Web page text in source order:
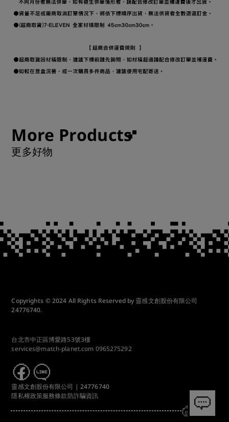
More Products
更多好物
Copyrights © 2024 All Rights Reserved by 靈感文創股份有限公司
24776740.
台北市中正區博愛路53號3樓
services@match-planet.com 0965275292
靈感文創股份有限公司 | 24776740
隱私權政策服務條款防詐騙資訊